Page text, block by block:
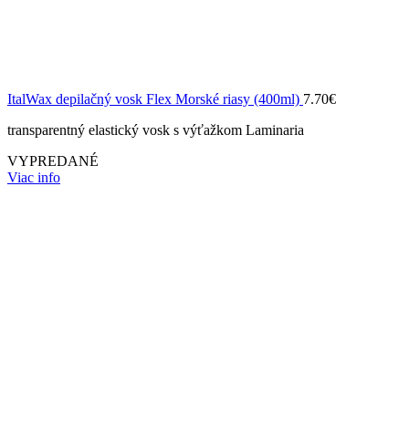
ItalWax depilačný vosk Flex Morské riasy (400ml) 7.70€
transparentný elastický vosk s výťažkom Laminaria
VYPREDANÉ
Viac info